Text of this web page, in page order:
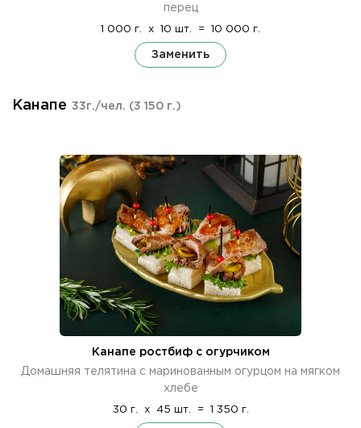
перец
1 000 г. x 10 шт. = 10 000 г.
Заменить
Канапе 33г./чел. (3 150 г.)
Канапе ростбиф с огурчиком
Домашняя телятина с маринованным огурцом на мягком
хлебе
30 г. x 45 шт. = 1 350 г.